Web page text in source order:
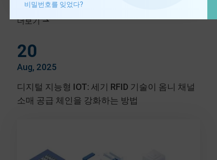
비밀번호를 잊었다?
더보기
20
Aug, 2025
디지털 지능형 IOT: 세기 RFID 기술이 옴니 채널
소매 공급 체인을 강화하는 방법